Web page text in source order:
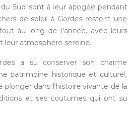
Sud sont à leur apogée pendant
de soleil à Gordes restent une
au long de l’année, avec leurs
leur atmosphère sereine.
a su conserver son charme
patrimoine historique et culturel.
plonger dans l’histoire vivante de la
et ses coutumes qui ont su